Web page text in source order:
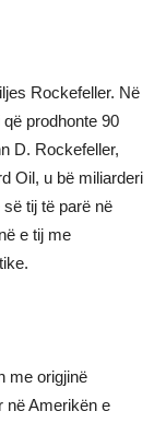
Rockefeller. Në
prodhonte 90
D. Rockefeller,
Oil, u bë miliarderi
tij të parë në
e tij me
me origjinë
në Amerikën e